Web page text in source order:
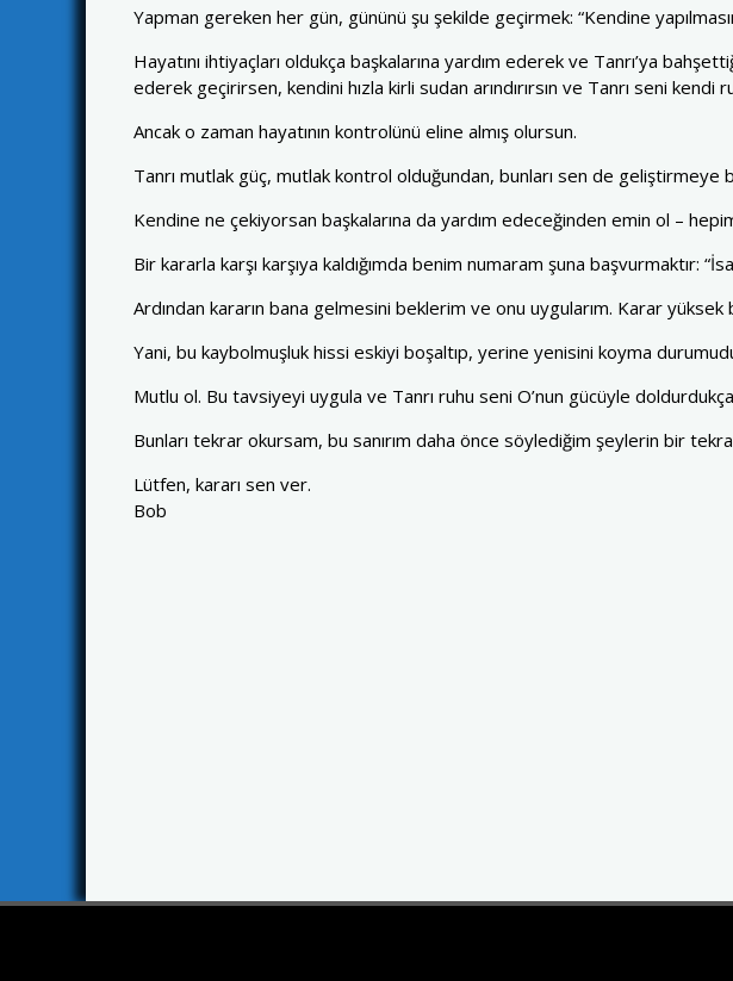
Yapman gereken her gün, gününü şu şekilde geçirmek: “Kendine
Hayatını ihtiyaçları oldukça başkalarına yardım ederek ve Tanrı’ya
ederek geçirirsen, kendini hızla kirli sudan arındırırsın ve Tanrı seni kendi
Ancak o zaman hayatının kontrolünü eline almış olursun.
Tanrı mutlak güç, mutlak kontrol olduğundan, bunları sen de geliştirmeye
Kendine ne çekiyorsan başkalarına da yardım edeceğinden emin ol –
Bir kararla karşı karşıya kaldığımda benim numaram şuna başvurmaktır:
Ardından kararın bana gelmesini beklerim ve onu uygularım. Karar
Yani, bu kaybolmuşluk hissi eskiyi boşaltıp, yerine yenisini koyma
Mutlu ol. Bu tavsiyeyi uygula ve Tanrı ruhu seni O’nun gücüyle
Bunları tekrar okursam, bu sanırım daha önce söylediğim şeylerin bir
Lütfen, kararı sen ver.
Bob